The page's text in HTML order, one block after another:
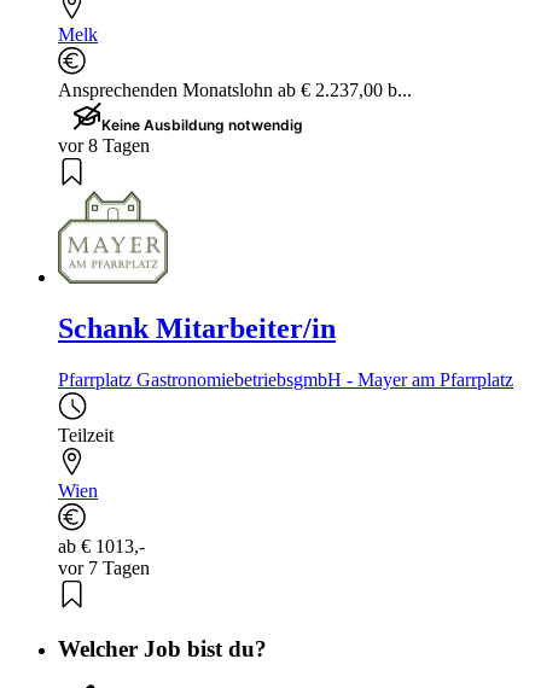
Melk
Ansprechenden Monatslohn ab € 2.237,00 b...
Keine Ausbildung notwendig
vor 8 Tagen
Schank Mitarbeiter/in
Pfarrplatz GastronomiebetriebsgmbH - Mayer am Pfarrplatz
Teilzeit
Wien
ab € 1013,-
vor 7 Tagen
Welcher Job bist du?